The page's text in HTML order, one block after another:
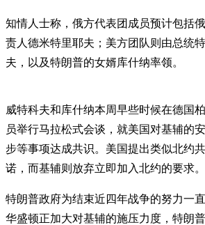
知情人士称，俄方代表团成员预计包括
责人德米特里耶夫；美方团队则由总统
夫，以及特朗普的女婿库什纳率领。
威特科夫和库什纳本周早些时候在德国
员举行马拉松式会谈，就美国对基辅的
步等事项达成共识。美国提出类似北约
诺，而基辅则放弃立即加入北约的要求。
特朗普政府为结束近四年战争的努力一
华盛顿正加大对基辅的施压力度，特朗